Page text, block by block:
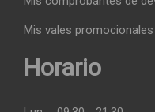
Mis vales promocionales
Horario